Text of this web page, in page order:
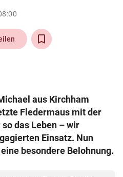
arrow_right
KG 2026
aus Kirchham
Fledermaus mit der
das Leben – wir
Einsatz. Nun
besondere Belohnung.